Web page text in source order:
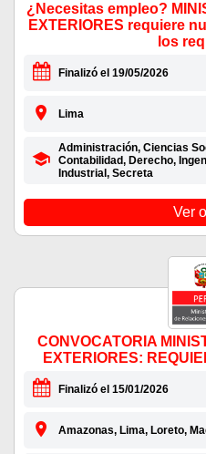
¿Necesitas empleo?
EXTERIORES requiere
los
Finalizó el 19/05/2026
Lima
Administración, Ciencias
Contabilidad, Derecho,
Industrial, Secreta
Ver
CONVOCATORIA
EXTERIORES:
Finalizó el 15/01/2026
Amazonas, Lima, Loreto,